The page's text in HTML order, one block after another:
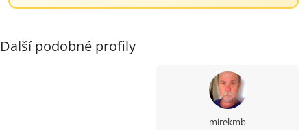
Další podobné profily
mirekmb